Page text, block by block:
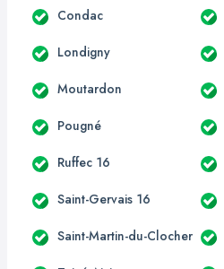
Condac
Londigny
Moutardon
Pougné
Ruffec 16
Saint-Gervais 16
Saint-Martin-du-Clocher